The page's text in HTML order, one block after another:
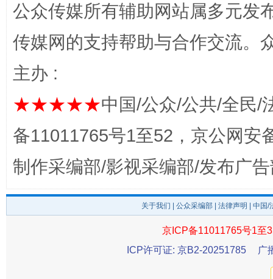
完善运行机制助力责任有效落实 一纸欠
公众传媒所有辅助网站属多元发
传媒网的支持帮助与合作交流。
主办 :
★★★★★中国/公众/公共/全民/
备11011765号1至52，京公网安
制作采编部/影视采编部/发布广
关于我们 公众采编部 法律声明 | 中国
京ICP备11011765号1至
ICP许可证: 京B2-20251785
广